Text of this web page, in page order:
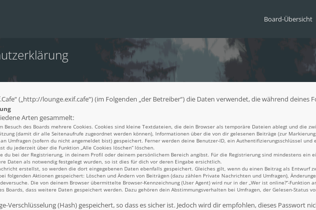
Board-Übersicht
(„http://lounge.exif.cafe“) (im Folgenden „der Betreiber“) die Daten verwendet, die während deines
Arten gesammelt:
Besuch des Boards mehrere Cookies. Cookies sind kleine Textdateien, die dein Browser als temporäre Dateien ablegt und die
(damit dir alle Seitenaufrufe zugeordnet werden können), Informationen über die von dir gelesenen Beiträge (zur
Umfragen (sofern du nicht angemeldet bist) gespeichert. Ferner werden deine Benutzer-ID, ein Authentifizierungsschlüssel und
du jederzeit über die Funktion „Alle Cookies löschen“ löschen.
bei der Registrierung, in deinem Profil oder deinem persönlichem Bereich angibst. Für die Registrierung sind mindestens ein
Daten als notwendig festgelegt wurden, so ist dies für dich vor deren Eingabe ersichtlich.
erstellst, so werden die dort eingegebenen Daten ebenfalls gespeichert. Gleiches gilt, wenn du einen Beitrag als Entwurf
folgenden Aktionen gespeichert: Löschen und Ändern von Beiträgen (dazu zählen Private Nachrichten und Umfragen),
Die von deinem Browser übermittelte Browser-Kennzeichnung (User Agent) wird nur in der „Wer ist online?“-Funktion
Boards, dass weitere Daten gespeichert werden. Dazu gehören dein Abstimmungsverhalten bei Umfragen, der Gelesen-Status
Verschlüsselung (Hash) gespeichert, so dass es sicher ist. Jedoch wird dir empfohlen, dieses Passwort